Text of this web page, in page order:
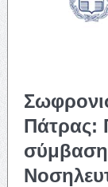
Πάτρας: